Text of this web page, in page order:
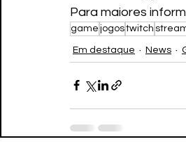
Para maiores
game jogostwitch
Em destaque News